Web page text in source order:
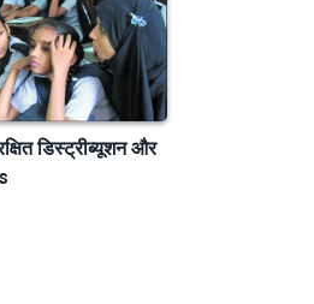
डिस्ट्रीब्यूशन और